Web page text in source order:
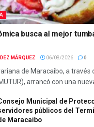
busca al mejor
MÁRQUEZ 06/08/2026 0
de Maracaibo, a través
arrancó con una
Municipal de
públicos del
Maracaibo